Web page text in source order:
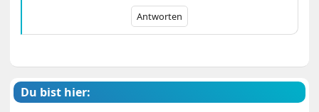
Antworten
Du bist hier: